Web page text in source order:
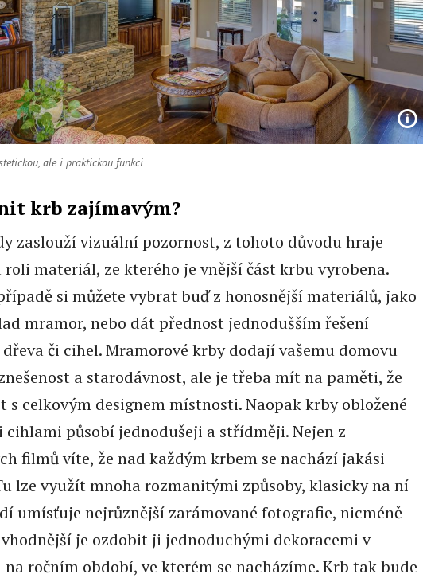
ale i praktickou funkci
krb zajímavým?
zaslouží vizuální pozornost, z tohoto důvodu hraje
materiál, ze kterého je vnější část krbu vyrobena.
si můžete vybrat buď z honosnější materiálů, jako
mramor, nebo dát přednost jednodušším řešení
či cihel. Mramorové krby dodají vašemu domovu
a starodávnost, ale je třeba mít na paměti, že
s celkovým designem místnosti. Naopak krby obložené
cihlami působí jednodušeji a střídměji. Nejen z
filmů víte, že nad každým krbem se nachází jakási
lze využít mnoha rozmanitými způsoby, klasicky na ní
umísťuje nejrůznější zarámované fotografie, nicméně
je ozdobit ji jednoduchými dekoracemi v
ročním období, ve kterém se nacházíme. Krb tak bude